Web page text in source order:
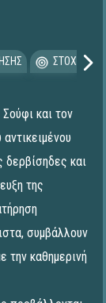
και τον
δερβίσηδες και
της
συμβάλλουν
την καθημερινή